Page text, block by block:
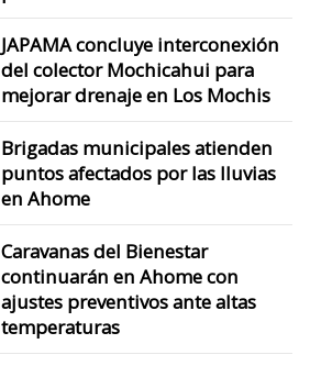
JAPAMA concluye interconexión
del colector Mochicahui para
mejorar drenaje en Los Mochis
Brigadas municipales atienden
puntos afectados por las lluvias
en Ahome
Caravanas del Bienestar
continuarán en Ahome con
ajustes preventivos ante altas
temperaturas